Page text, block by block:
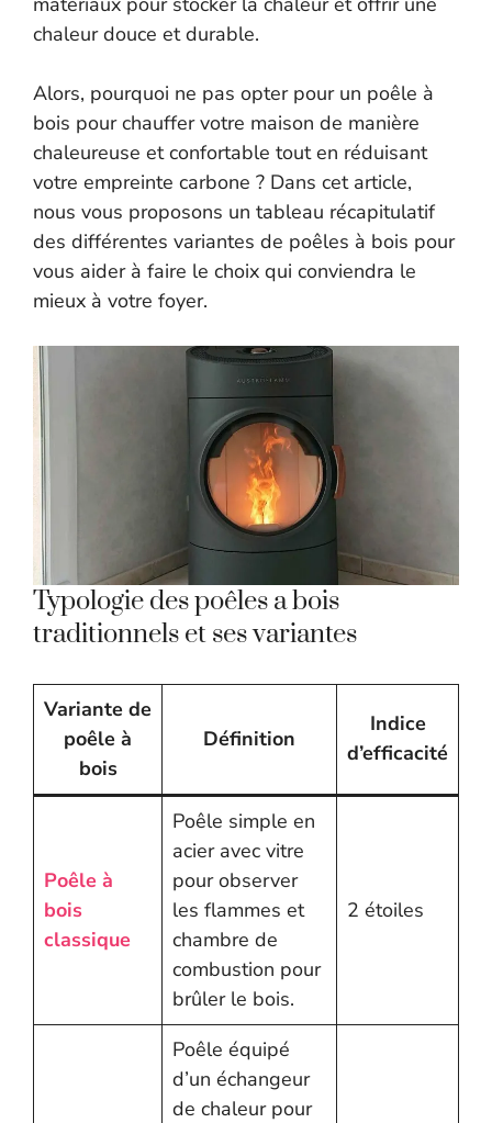
chaleur douce et durable.
Alors, pourquoi ne pas opter pour un poêle à
bois pour chauffer votre maison de manière
chaleureuse et confortable tout en réduisant
votre empreinte carbone ? Dans cet article,
nous vous proposons un tableau récapitulatif
des différentes variantes de poêles à bois pour
vous aider à faire le choix qui conviendra le
mieux à votre foyer.
Typologie des poêles a bois
traditionnels et ses variantes
Variante de
poêle à
bois
Définition
Indice
d’efficacité
Poêle à
bois
classique
Poêle simple en
acier avec vitre
pour observer
les flammes et
chambre de
combustion pour
brûler le bois.
2 étoiles
Poêle équipé
d’un échangeur
de chaleur pour